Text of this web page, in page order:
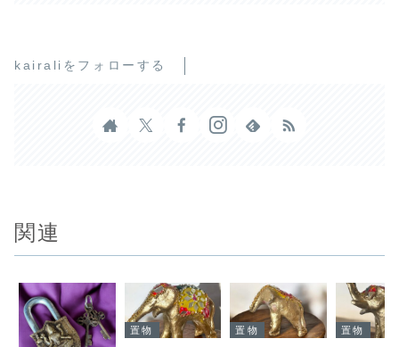
kairaliをフォローする
関連
置物 置物 置物